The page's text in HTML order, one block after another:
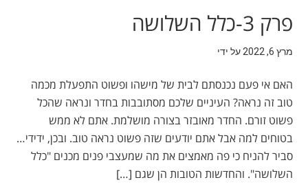
פרק 3-כלל השלושה
מרץ 6, 2022 על ידי
האם אי פעם נכנסתם לבית של מישהו ופשוט התפעלת מכמה
טוב זה נראה? העיניים שלכם מסתובבות בחדר ונראה שהכל
פשוט זורם. החדר מאובזר בצורה מושלמת. אתם לא ממש
בטוחים למה אבל אתם יודעים שזה פשוט נראה טוב. ובכן, ידידי…
סביר להניח כי פה מאמצים את מה שמעצבי פנים מכנים "כלל
השלושה". והחדשות הטובות הן שגם […]